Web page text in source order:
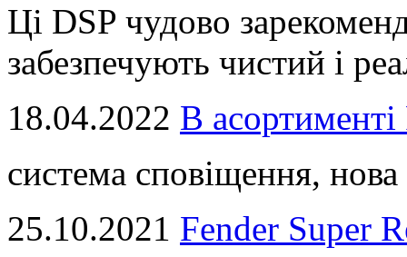
Ці DSP чудово
забезпечують чистий і
18.04.2022 В
система сповіщення,
25.10.2021 Fender Super